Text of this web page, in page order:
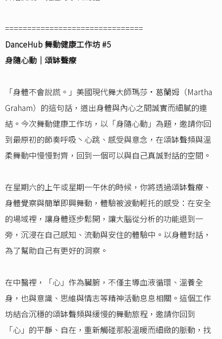
===============================
DanceHub 舞動健康工作坊 #5
身隨心動｜頌缽聲療
「身體不會說謊。」美國現代舞大師瑪莎•葛蘭姆（Martha
Graham）的這句話，道出身體與內心之間誠實而細膩的連
結。今次舞動健康工作坊，以「身隨心動」為題，邀請你回
到最原初的節奏呼吸丶心跳、感受與意念，在頌缽聲頻與溫
柔舞動中慢慢對齊，回到一個可以與自己真誠對話的空間。
在星期六的上午或星期一午休的時候，你將透過頌缽聲療、
身體覺察與簡單即興舞動，體驗被波動輕托的感受：在安全
的場域裡，讓身體逐步鬆開，讓大腦從分析的功能退到一
旁，沉浸在自己感知、流動與安住的體驗中。以身體對話，
為了幫助自己有更好的洞察。
在中醫裡，「心」作為臟腑，不僅主導血液循環、溫養全
身，也與意識、思維與情志等精神活動息息相關。這個工作
坊結合沉穩的頌缽聲頻與緩慢的舞動旅程，邀請你回到
「心」的平靜、自在，重新觸碰那股溫暖而細緻的脈動，找